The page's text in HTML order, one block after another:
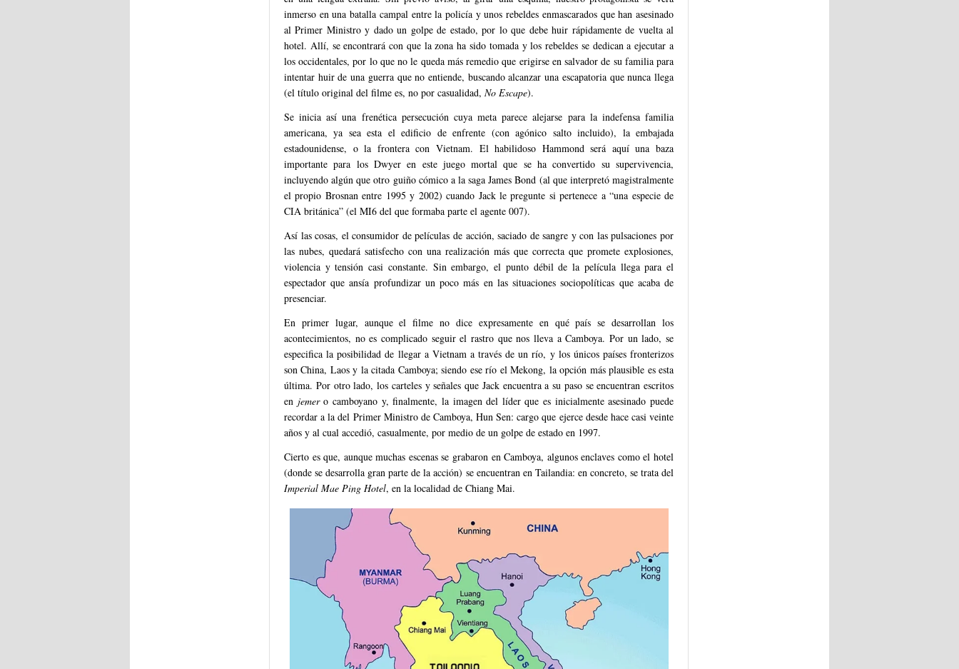
inmerso en una batalla campal entre la policía y unos rebeldes enmascarados que han asesinado
al Primer Ministro y dado un golpe de estado, por lo que debe huir rápidamente de vuelta al
hotel. Allí, se encontrará con que la zona ha sido tomada y los rebeldes se dedican a ejecutar a
los occidentales, por lo que no le queda más remedio que erigirse en salvador de su familia para
intentar huir de una guerra que no entiende, buscando alcanzar una escapatoria que nunca llega
(el título original del filme es, no por casualidad, No Escape).
Se inicia así una frenética persecución cuya meta parece alejarse para la indefensa familia
americana, ya sea esta el edificio de enfrente (con agónico salto incluido), la embajada
estadounidense, o la frontera con Vietnam. El habilidoso Hammond será aquí una baza
importante para los Dwyer en este juego mortal que se ha convertido su supervivencia,
incluyendo algún que otro guiño cómico a la saga James Bond (al que interpretó magistralmente
el propio Brosnan entre 1995 y 2002) cuando Jack le pregunte si pertenece a “una especie de
CIA británica” (el MI6 del que formaba parte el agente 007).
Así las cosas, el consumidor de películas de acción, saciado de sangre y con las pulsaciones por
las nubes, quedará satisfecho con una realización más que correcta que promete explosiones,
violencia y tensión casi constante. Sin embargo, el punto débil de la película llega para el
espectador que ansía profundizar un poco más en las situaciones sociopolíticas que acaba de
presenciar.
En primer lugar, aunque el filme no dice expresamente en qué país se desarrollan los
acontecimientos, no es complicado seguir el rastro que nos lleva a Camboya. Por un lado, se
especifica la posibilidad de llegar a Vietnam a través de un río, y los únicos países fronterizos
son China, Laos y la citada Camboya; siendo ese río el Mekong, la opción más plausible es esta
última. Por otro lado, los carteles y señales que Jack encuentra a su paso se encuentran escritos
en jemero camboyano y, finalmente, la imagen del líder que es inicialmente asesinado puede
recordar a la del Primer Ministro de Camboya, Hun Sen: cargo que ejerce desde hace casi veinte
años y al cual accedió, casualmente, por medio de un golpe de estado en 1997.
Cierto es que, aunque muchas escenas se grabaron en Camboya, algunos enclaves como el hotel
(donde se desarrolla gran parte de la acción) se encuentran en Tailandia: en concreto, se trata del
Imperial Mae Ping Hotel, en la localidad de Chiang Mai.